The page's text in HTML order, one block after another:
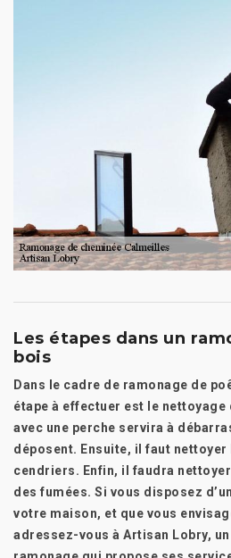
Les étapes dans un
bois
Dans le cadre de ramonage de
étape à effectuer est le
avec une perche servira à
déposent. Ensuite, il faut
cendriers. Enfin, il faudra
des fumées. Si vous disposez
votre maison, et que vous
adressez-vous à Artisan Lobry,